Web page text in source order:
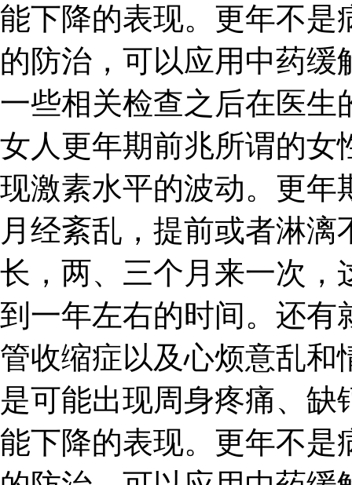
能下降的表现。更年不是
的防治，可以应用中药
一些相关检查之后在医生
女人更年期前兆所谓的女
现激素水平的波动。更年
月经紊乱，提前或者淋
长，两、三个月来一次，
到一年左右的时间。还有
管收缩症以及心烦意乱和
是可能出现周身疼痛、
能下降的表现。更年不是